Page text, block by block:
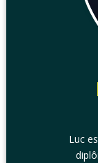
Luc